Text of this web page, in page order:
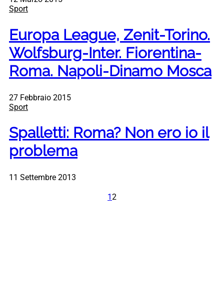
Sport
Europa League, Zenit-Torino.
Wolfsburg-Inter. Fiorentina-
Roma. Napoli-Dinamo Mosca
27 Febbraio 2015
Sport
Spalletti: Roma? Non ero io il
problema
11 Settembre 2013
1 2